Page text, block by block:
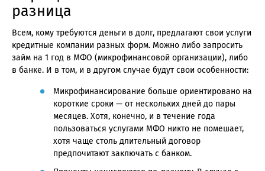
разница
Всем, кому требуются деньги в долг, предлагают свои услуги
кредитные компании разных форм. Можно либо запросить
займ на 1 год в МФО (микрофинансовой организации), либо
в банке. И в том, и в другом случае будут свои особенности:
Микрофинансирование больше ориентировано на
короткие сроки — от нескольких дней до пары
месяцев. Хотя, конечно, и в течение года
пользоваться услугами МФО никто не помешает,
хотя чаще столь длительный договор
предпочитают заключать с банком.